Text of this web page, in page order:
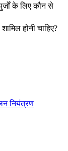
के लिए कौन से
होनी चाहिए?
नियंत्रण